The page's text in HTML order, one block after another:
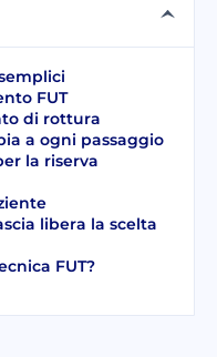
FUT
di rottura
a ogni passaggio
la riserva
libera la scelta
FUT?